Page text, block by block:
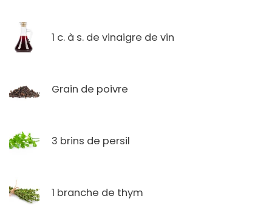
1 c. à s. de vinaigre de vin
Grain de poivre
3 brins de persil
1 branche de thym